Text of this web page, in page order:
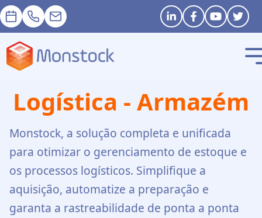
Nomeação
+33 1 83 62 25 41
contact@monstock.net Stay in touch
Logística - Armazém
Monstock, a solução completa e unificada
para otimizar o gerenciamento de estoque e
os processos logísticos. Simplifique a
aquisição, automatize a preparação e
garanta a rastreabilidade de ponta a ponta